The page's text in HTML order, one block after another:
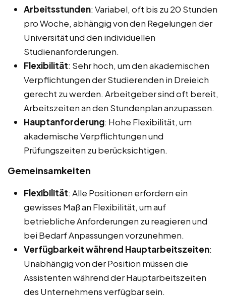
Arbeitsstunden: Variabel, oft bis zu 20 Stunden
pro Woche, abhängig von den Regelungen der
Universität und den individuellen
Studienanforderungen.
Flexibilität: Sehr hoch, um den akademischen
Verpflichtungen der Studierenden in Dreieich
gerecht zu werden. Arbeitgeber sind oft bereit,
Arbeitszeiten an den Stundenplan anzupassen.
Hauptanforderung: Hohe Flexibilität, um
akademische Verpflichtungen und
Prüfungszeiten zu berücksichtigen.
Gemeinsamkeiten
Flexibilität: Alle Positionen erfordern ein
gewisses Maß an Flexibilität, um auf
betriebliche Anforderungen zu reagieren und
bei Bedarf Anpassungen vorzunehmen.
Verfügbarkeit während Hauptarbeitszeiten:
Unabhängig von der Position müssen die
Assistenten während der Hauptarbeitszeiten
des Unternehmens verfügbar sein.